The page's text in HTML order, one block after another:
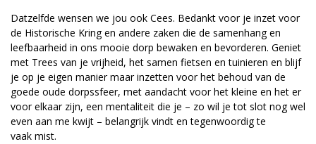
Datzelfde wensen we jou ook Cees. Bedankt voor je inzet voor
de Historische Kring en andere zaken die de samenhang en
leefbaarheid in ons mooie dorp bewaken en bevorderen. Geniet
met Trees van je vrijheid, het samen fietsen en tuinieren en blijf
je op je eigen manier maar inzetten voor het behoud van de
goede oude dorpssfeer, met aandacht voor het kleine en het er
voor elkaar zijn, een mentaliteit die je – zo wil je tot slot nog wel
even aan me kwijt – belangrijk vindt en tegenwoordig te
vaak mist.